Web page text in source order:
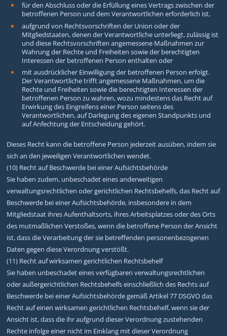
für den Abschluss oder die Erfüllung eines Vertrags zwischen der
betroffenen Person und dem Verantwortlichen erforderlich ist,
aufgrund von Rechtsvorschriften der Union oder der
Mitgliedstaaten, denen der Verantwortliche unterliegt, zulässig ist
und diese Rechtsvorschriften angemessene Maßnahmen zur
Wahrung der Rechte und Freiheiten sowie der berechtigten
Interessen der betroffenen Person enthalten oder
mit ausdrücklicher Einwilligung der betroffenen Person erfolgt.
Der Verantwortliche trifft angemessene Maßnahmen, um die
Rechte und Freiheiten sowie die berechtigten Interessen der
betroffenen Person zu wahren, wozu mindestens das Recht auf
Erwirkung des Eingreifens einer Person seitens des
Verantwortlichen, auf Darlegung des eigenen Standpunkts und
auf Anfechtung der Entscheidung gehört.
Dieses Recht kann die betroffene Person jederzeit ausüben, indem sie
sich an den jeweiligen Verantwortlichen wendet.
(10) Recht auf Beschwerde bei einer Aufsichtsbehörde
Sie haben zudem, unbeschadet eines anderweitigen
verwaltungsrechtlichen oder gerichtlichen Rechtsbehelfs, das Recht auf
Beschwerde bei einer Aufsichtsbehörde, insbesondere in dem
Mitgliedstaat ihres Aufenthaltsorts, ihres Arbeitsplatzes oder des Orts
des mutmaßlichen Verstoßes, wenn die betroffene Person der Ansicht
ist, dass die Verarbeitung der sie betreffenden personenbezogenen
Daten gegen diese Verordnung verstößt.
(11) Recht auf wirksamen gerichtlichen Rechtsbehelf
Sie haben unbeschadet eines verfügbaren verwaltungsrechtlichen
oder außergerichtlichen Rechtsbehelfs einschließlich des Rechts auf
Beschwerde bei einer Aufsichtsbehörde gemäß Artikel 77 DSGVO das
Recht auf einen wirksamen gerichtlichen Rechtsbehelf, wenn sie der
Ansicht ist, dass die ihr aufgrund dieser Verordnung zustehenden
Rechte infolge einer nicht im Einklang mit dieser Verordnung